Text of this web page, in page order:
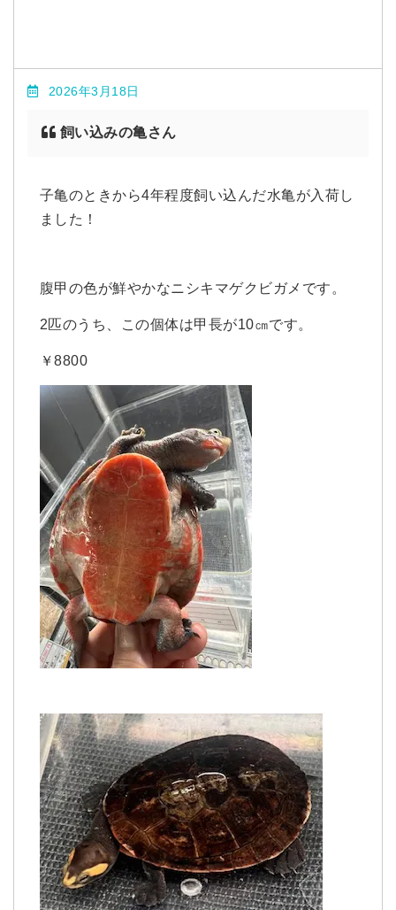
2026年3月18日
飼い込みの亀さん
子亀のときから4年程度飼い込んだ水亀が入荷し
ました！
腹甲の色が鮮やかなニシキマゲクビガメです。
2匹のうち、この個体は甲長が10㎝です。
￥8800